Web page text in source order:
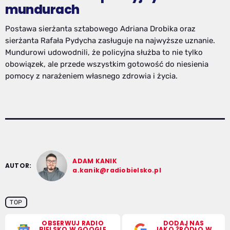
mundurach
Postawa sierżanta sztabowego Adriana Drobika oraz
sierżanta Rafała Pydycha zasługuje na najwyższe uznanie.
Mundurowi udowodnili, że policyjna służba to nie tylko
obowiązek, ale przede wszystkim gotowość do niesienia
pomocy z narażeniem własnego zdrowia i życia.
AUTOR:
ADAM KANIK
a.kanik@radiobielsko.pl
TOP
OBSERWUJ RADIO DODAJ NAS